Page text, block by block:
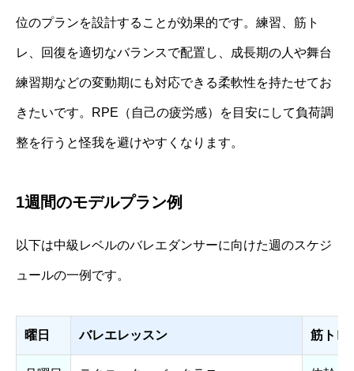
位のプランを設計することが効果的です。練習、筋ト
レ、回復を適切なバランスで配置し、成長期の人や舞台
練習期などの変動期にも対応できる柔軟性を持たせてお
きたいです。RPE（自己の疲労感）を目安にして負荷調
整を行うと怪我を避けやすくなります。
1週間のモデルプラン例
以下は中級レベルのバレエダンサーに向けた週のスケジ
ュールの一例です。
曜日 バレエレッスン 筋トレ